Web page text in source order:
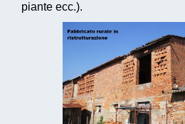
piante ecc.).